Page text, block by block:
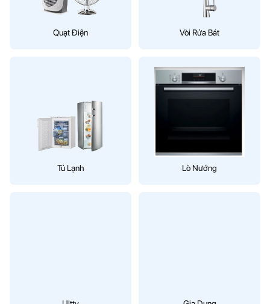
Quạt Điện Vòi Rửa Bát
Tủ Lạnh Lò Nướng